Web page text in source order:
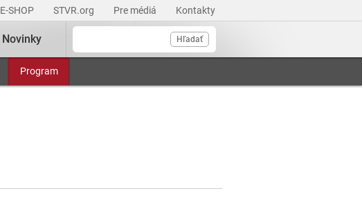
E-SHOP STVR.org Pre médiá Kontakty
Hľadať
Program
Novinky